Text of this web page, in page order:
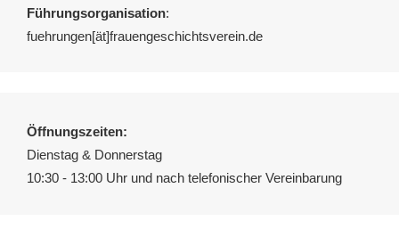
Führungsorganisation:
fuehrungen[ät]frauengeschichtsverein.de
Öffnungszeiten:
Dienstag & Donnerstag
10:30 - 13:00 Uhr und nach telefonischer Vereinbarung